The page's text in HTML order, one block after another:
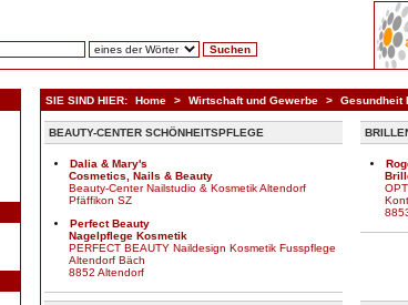
SIE SIND HIER: Home > Wirtschaft und Gewerbe > Gesundheit
BEAUTY-CENTER SCHÖNHEITSPFLEGE
Dalia & Mary's
Cosmetics, Nails & Beauty
Beauty-Center Nailstudio & Kosmetik Altendorf
Pfäffikon SZ
Perfect Beauty
Nagelpflege Kosmetik
PERFECT BEAUTY Naildesign Kosmetik Fusspflege
Altendorf Bäch
8852 Altendorf